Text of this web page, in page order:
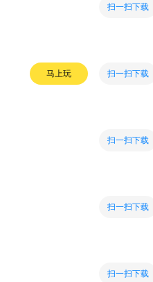
扫一扫下载
马上玩 扫一扫下载
扫一扫下载
扫一扫下载
扫一扫下载